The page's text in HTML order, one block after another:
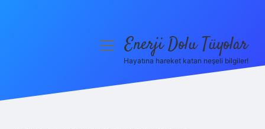
menüyüEnerji Dolu Tüyolar
Hayatına hareket katan neşeli bilgiler!